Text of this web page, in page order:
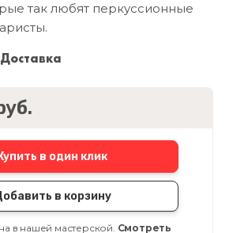
так любят перкуссионные
Доставка
Купить в один клик
в корзину
в нашей мастерской. Смотреть